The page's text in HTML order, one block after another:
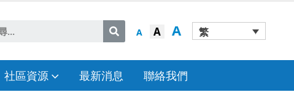
A A A 繁
社區資源 最新消息 聯絡我們